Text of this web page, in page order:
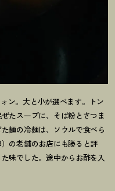
ン。大と小が選べます。トン
たスープに、そば粉とさつま
麺の冷麺は、ソウルで食べら
の老舗のお店にも勝ると評
味でした。途中からお酢を入